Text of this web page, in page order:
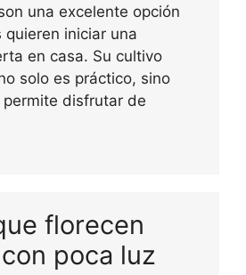
una excelente opción
quieren iniciar una
en casa. Su cultivo
solo es práctico, sino
disfrutar de
florecen
poca luz